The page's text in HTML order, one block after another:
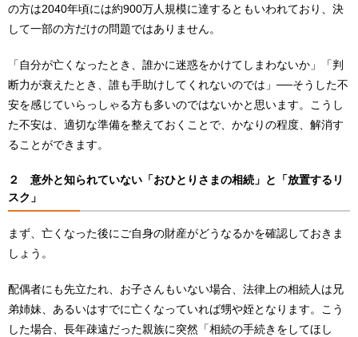
の方は2040年頃には約900万人規模に達するともいわれており、決
して一部の方だけの問題ではありません。
「自分が亡くなったとき、誰かに迷惑をかけてしまわないか」「判
断力が衰えたとき、誰も手助けしてくれないのでは」──そうした不
安を感じていらっしゃる方も多いのではないかと思います。こうし
た不安は、適切な準備を整えておくことで、かなりの程度、解消す
ることができます。
２ 意外と知られていない「おひとりさまの相続」と「放置するリ
スク」
まず、亡くなった後にご自身の財産がどうなるかを確認しておきま
しょう。
配偶者にも先立たれ、お子さんもいない場合、法律上の相続人は兄
弟姉妹、あるいはすでに亡くなっていれば甥や姪となります。こう
した場合、長年疎遠だった親族に突然「相続の手続きをしてほし